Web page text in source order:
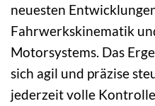
neuesten
Fahrwerkskinematik
Motorsystems. Das
sich agil und präzise
jederzeit volle